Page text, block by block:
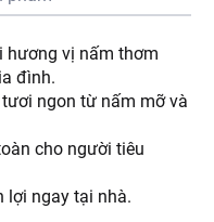
hương vị nấm thơm
đình.
ngon từ nấm mỡ và
cho người tiêu
lợi ngay tại nhà.